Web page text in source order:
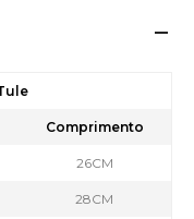
Comprimento
26CM
28CM